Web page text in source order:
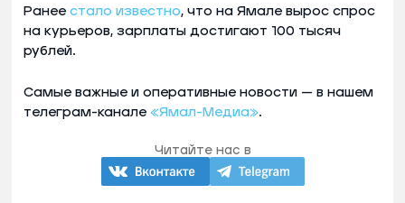
Ранее стало известно, что на Ямале вырос спрос
на курьеров, зарплаты достигают 100 тысяч
рублей.
Самые важные и оперативные новости — в нашем
телеграм-канале «Ямал-Медиа».
Читайте нас в